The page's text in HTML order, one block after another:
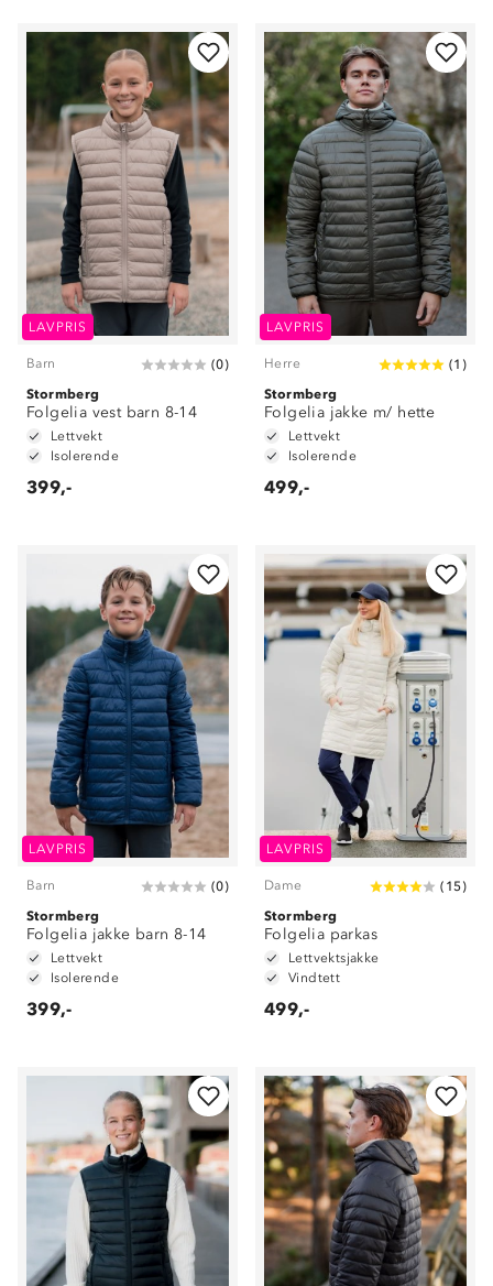
LAVPRIS
Barn (0)
Stormberg
Folgelia vest barn 8-14
Lettvekt
Isolerende
399,-
LAVPRIS
Herre (1 )
Stormberg
Folgelia jakke m/ hette
Lettvekt
Isolerende
499,-
LAVPRIS
Barn (0)
Stormberg
Folgelia jakke barn 8-14
Lettvekt
Isolerende
399,-
LAVPRIS
Dame ( 15)
Stormberg
Folgelia parkas
Lettvektsjakke
Vindtett
499,-